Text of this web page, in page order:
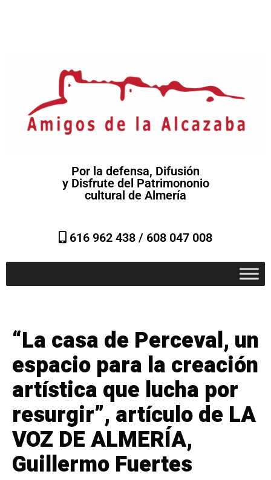
Por la defensa, Difusión
y Disfrute del Patrimononio
cultural de Almería
616 962 438 / 608 047 008
“La casa de Perceval, un
espacio para la creación
artística que lucha por
resurgir”, artículo de LA
VOZ DE ALMERÍA,
Guillermo Fuertes